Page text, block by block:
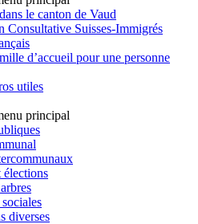
le canton de Vaud
Consultative Suisses-Immigrés
d’accueil pour une personne
utiles
principal
élections
diverses